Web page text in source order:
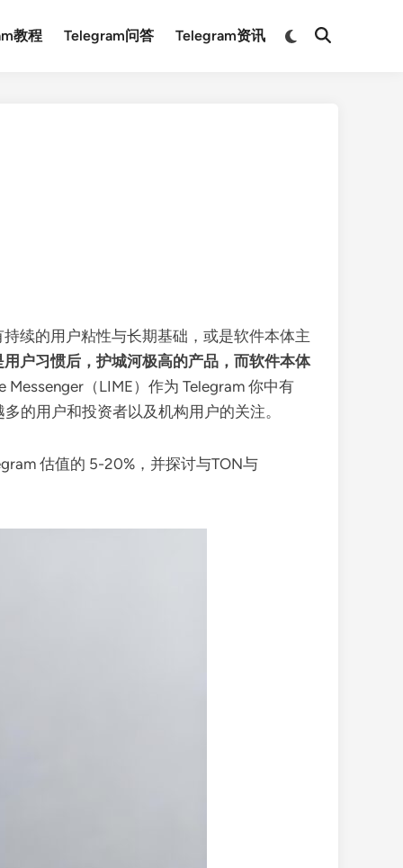
教程 Telegram问答 Telegram资讯
Switch
Open
续的用户粘性与长期基础，或是软件本体主
户习惯后，护城河极高的产品，而软件本体
Messenger（LIME）作为 Telegram 你中有
的用户和投资者以及机构用户的关注。
估值的 5-20%，并探讨与TON与